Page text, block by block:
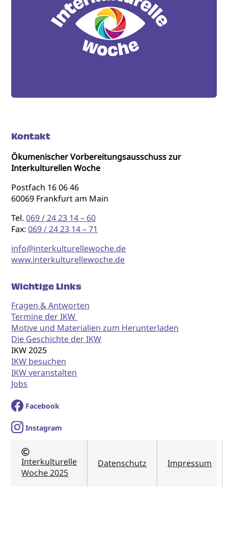
Kontakt
Ökumenischer Vorbereitungsausschuss zur
Interkulturellen Woche
Postfach 16 06 46
60069 Frankfurt am Main
Tel.069 / 24 23 14 – 60
Fax:069 / 24 23 14 – 71
info@interkulturellewoche.de
www.interkulturellewoche.de
Wichtige Links
Fragen & Antworten
Termine der IKW
Motive und Materialien zum Herunterladen
Die Geschichte der IKW
IKW 2025
IKW besuchen
IKW veranstalten
Jobs
Facebook
Instagram
Interkulturelle
Woche 2025
Datenschutz Impressum